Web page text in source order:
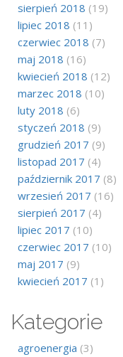
sierpień 2018 (19)
lipiec 2018 (11)
czerwiec 2018 (7)
maj 2018 (16)
kwiecień 2018 (12)
marzec 2018 (10)
luty 2018 (6)
styczeń 2018 (9)
grudzień 2017 (9)
listopad 2017 (4)
październik 2017 (8)
wrzesień 2017 (16)
sierpień 2017 (4)
lipiec 2017 (10)
czerwiec 2017 (10)
maj 2017 (9)
kwiecień 2017 (1)
Kategorie
agroenergia (3)